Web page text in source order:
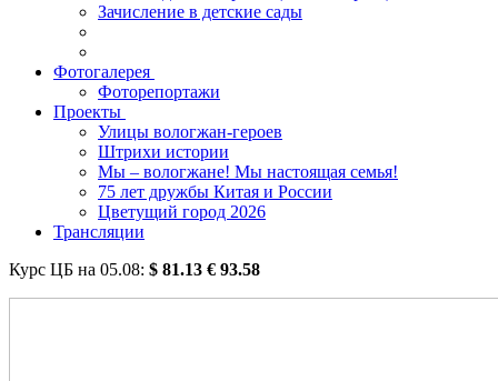
Зачисление в детские сады
Фотогалерея
Фоторепортажи
Проекты
Улицы вологжан-героев
Штрихи истории
Мы – вологжане! Мы настоящая семья!
75 лет дружбы Китая и России
Цветущий город 2026
Трансляции
Курс ЦБ на 05.08: $ 81.13 € 93.58